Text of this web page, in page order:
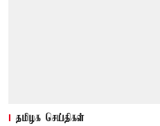
தமிழக செய்திகள்